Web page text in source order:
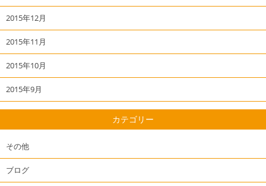
2015年12月
2015年11月
2015年10月
2015年9月
カテゴリー
その他
ブログ